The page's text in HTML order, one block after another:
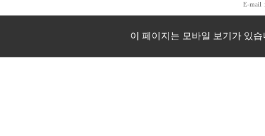
E-mail
이 페이지는 모바일 보기가 있